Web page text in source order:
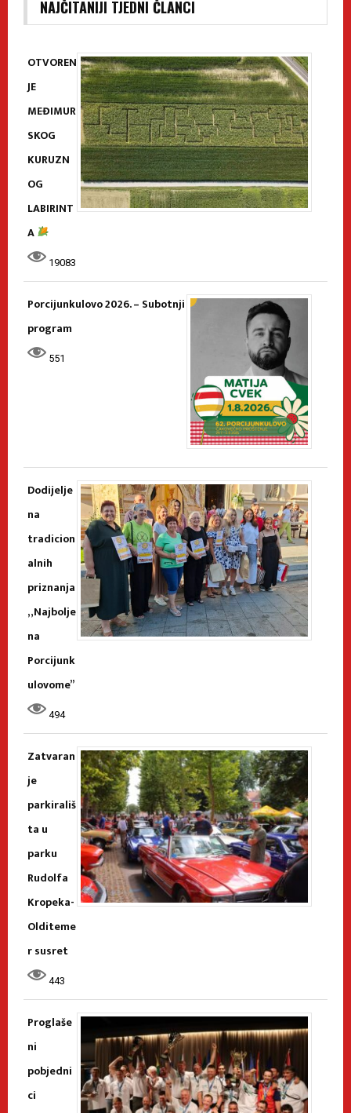
NAJČITANIJI TJEDNI ČLANCI
OTVOREN
JE
MEĐIMUR
SKOG
KURUZN
OG
LABIRINT
A
19083
Porcijunkulovo 2026. – Subotnji
program
551
Dodijelje
na
tradicion
alnih
priznanja
„Najbolje
na
Porcijunk
ulovome”
494
Zatvaran
je
parkirališ
ta u
parku
Rudolfa
Kropeka-
Olditeme
r susret
443
Proglaše
ni
pobjedni
ci